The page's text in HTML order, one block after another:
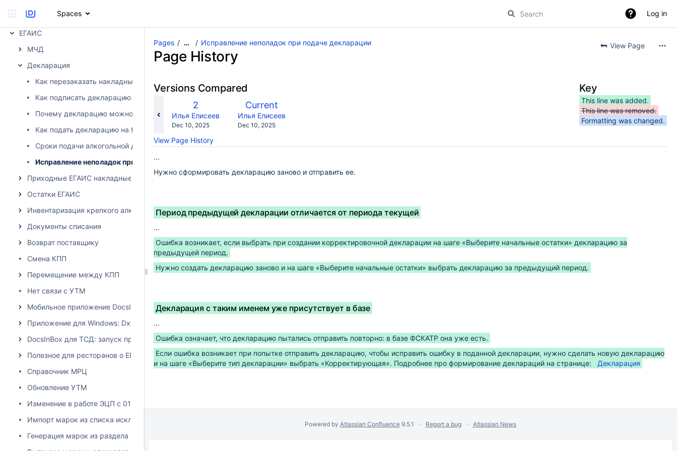
Spaces Log in
Продуктовые накладные
ЕГАИС
МЧД
Декларация
Как перезаказать накладные из ЕГАИС
Как подписать декларацию
Почему декларацию можно заполнять по данным ЕГАИС
Как подать декларацию на fsrar.ru
Сроки подачи алкогольной декларации в ФС РАР
Исправление неполадок при подаче декларации
Приходные ЕГАИС накладные
Остатки ЕГАИС
Инвентаризация крепкого алкоголя
Документы списания
Возврат поставщику
Смена КПП
Перемещение между КПП
Нет связи с УТМ
Мобильное приложение DocsInBox
Приложение для Windows: Dxbx.Desktop
DocsInBox для ТСД: запуск приложения на терминалах сбора данных.
Полезное для ресторанов о ЕГАИС
Справочник МРЦ
Обновление УТМ
Изменение в работе ЭЦП с 01.06.2024
Импорт марок из списка исключений
Генерация марок из раздела "остатки ЕГАИС"
Pages … Исправление неполадок при подаче декларации View Page
Page History
Versions Compared
Old
Version
2
changes.mady.by.user
Илья Елисеев
Saved
Dec 10, 2025
compared
New
Version
Current
changes.mady.by.user
Илья Елисеев
Saved
Dec 10, 2025
View Page History
Key
This line was added.
This line was removed.
Formatting was changed.
...
Нужно сформировать декларацию заново и отправить ее.
Период предыдущей декларации отличается от периода текущей
...
Ошибка возникает, если выбрать при создании корректировочной декларации на шаге «Выберите начальные остатки» декларацию за
предыдущей период.
Нужно создать декларацию заново и на шаге «Выберите начальные остатки» выбрать декларацию за предыдущий период.
Декларация с таким именем уже присутствует в базе
...
Ошибка означает, что декларацию пытались отправить повторно: в базе ФСКАТР она уже есть.
Если ошибка возникает при попытке отправить декларацию, чтобы исправить ошибку в поданной декларации, нужно сделать новую декларацию
и на шаге «Выберите тип декларации» выбрать «Корректирующая». Подробнее про формирование деклараций на странице:
Декларация
Powered by Atlassian Confluence 9.5.1 Report a bug Atlassian News